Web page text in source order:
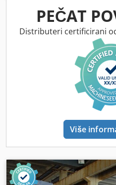
PEČAT
Distributeri certificirani
Više